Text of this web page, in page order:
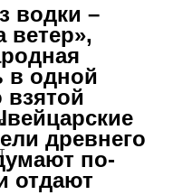
водки –
ветер»,
в одной
взятой
древнего
по-
отдают